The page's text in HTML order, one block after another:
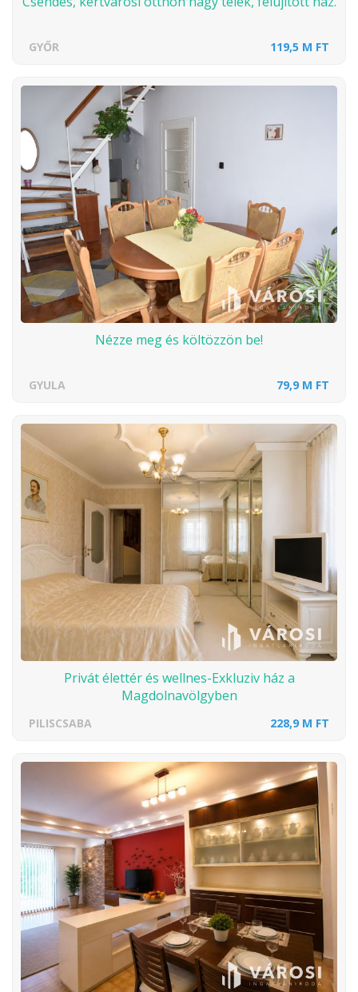
GYŐR 119,5 M FT
Nézze meg és költözzön be!
GYULA 79,9 M FT
Privát élettér és wellnes-Exkluziv ház a
Magdolnavölgyben
PILISCSABA 228,9 M FT